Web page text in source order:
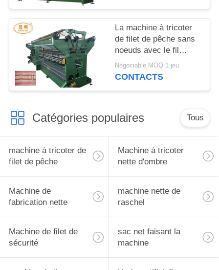
La machine à tricoter
de filet de pêche sans
noeuds avec le fil
négatif a laissé le
système
Négociable MOQ:1 jeu
CONTACTS
Catégories populaires Tous
machine à tricoter de
filet de pêche
Machine à tricoter
nette d'ombre
Machine de
fabrication nette
machine nette de
raschel
Machine de filet de
sécurité
sac net faisant la
machine